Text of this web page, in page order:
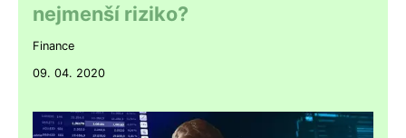
nejmenší riziko?
Finance
09. 04. 2020